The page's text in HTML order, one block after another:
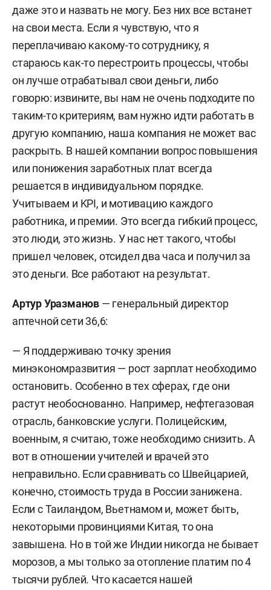
даже это и назвать не могу. Без них все встанет
на свои места. Если я чувствую, что я
переплачиваю какому-то сотруднику, я
стараюсь как-то перестроить процессы, чтобы
он лучше отрабатывал свои деньги, либо
говорю: извините, вы нам не очень подходите по
таким-то критериям, вам нужно идти работать в
другую компанию, наша компания не может вас
раскрыть. В нашей компании вопрос повышения
или понижения заработных плат всегда
решается в индивидуальном порядке.
Учитываем и KPI, и мотивацию каждого
работника, и премии. Это всегда гибкий процесс,
это люди, это жизнь. У нас нет такого, чтобы
пришел человек, отсидел два часа и получил за
это деньги. Все работают на результат.
Артур Уразманов — генеральный директор
аптечной сети 36,6:
— Я поддерживаю точку зрения
минэкономразвития — рост зарплат необходимо
остановить. Особенно в тех сферах, где они
растут необоснованно. Например, нефтегазовая
отрасль, банковские услуги. Полицейским,
военным, я считаю, тоже необходимо снизить. А
вот в отношении учителей и врачей это
неправильно. Если сравнивать со Швейцарией,
конечно, стоимость труда в России занижена.
Если с Таиландом, Вьетнамом и, может быть,
некоторыми провинциями Китая, то она
завышена. Но в той же Индии никогда не бывает
морозов, а мы только за отопление платим по 4
тысячи рублей. Что касается нашей